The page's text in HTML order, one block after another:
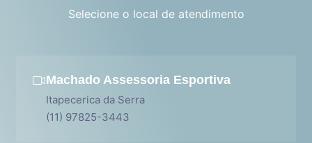
Selecione o local de atendimento
Machado Assessoria Esportiva
Itapecerica da Serra
(11) 97825-3443